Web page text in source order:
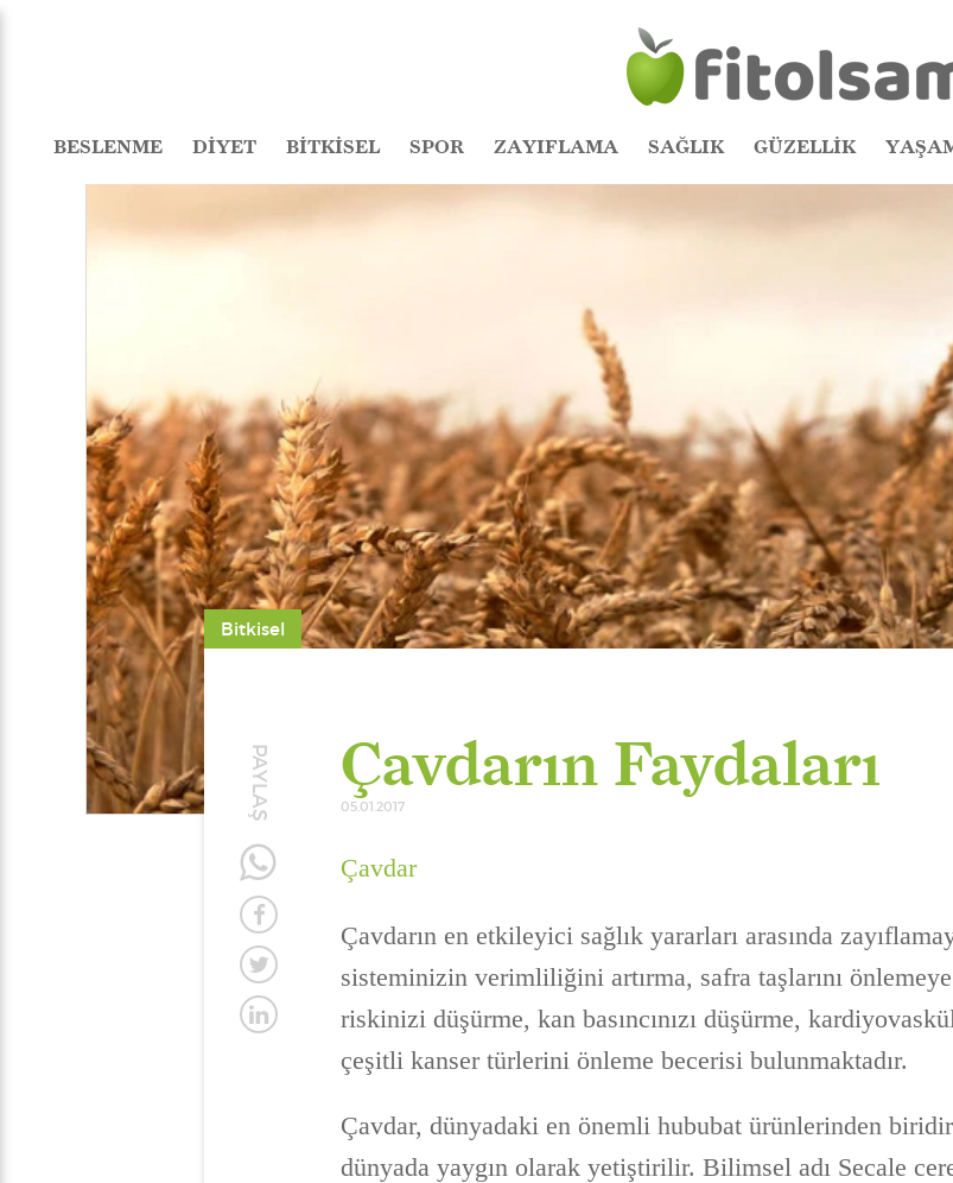
BESLENME DİYET BİTKİSEL SPOR ZAYIFLAMA SAĞLIK GÜZELLİK
PAYLAŞ
Bitkisel
Çavdarın Faydaları
05.01.2017
Çavdar
Çavdarın en etkileyici sağlık yararları arasında
sisteminizin verimliliğini artırma, safra taşlarını
riskinizi düşürme, kan basıncınızı düşürme,
çeşitli kanser türlerini önleme becerisi bulunmaktadır.
Çavdar, dünyadaki en önemli hububat ürünlerinden
dünyada yaygın olarak yetiştirilir. Bilimsel adı Secale